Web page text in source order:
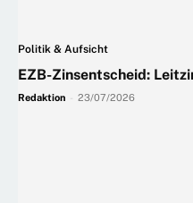
Politik & Aufsicht
EZB-Zinsentscheid:
Redaktion 23/07/2026